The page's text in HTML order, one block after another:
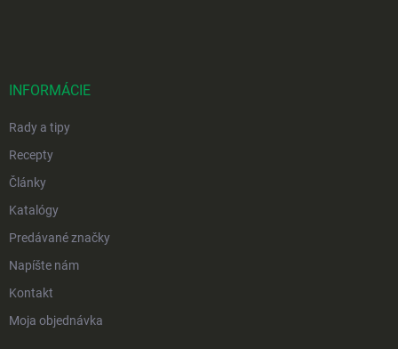
INFORMÁCIE
Rady a tipy
Recepty
Články
Katalógy
Predávané značky
Napíšte nám
Kontakt
Moja objednávka